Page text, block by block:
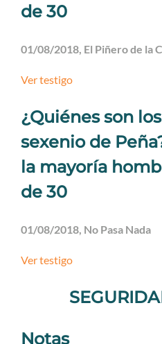
de 30
01/08/2018, El Piñero de la
Ver testigo
¿Quiénes son
sexenio de
la mayoría
de 30
01/08/2018, No Pasa Nada
Ver testigo
Notas